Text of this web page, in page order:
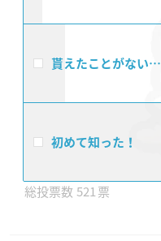
貰えたことがない
初めて知った！
521